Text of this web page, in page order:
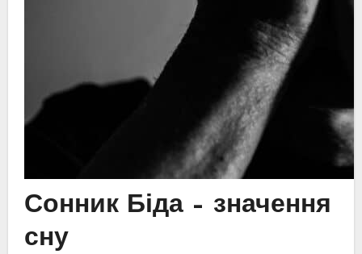
Сонник Біда – значення
сну